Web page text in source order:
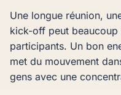
Une longue réunion,
kick-off peut
participants. Un bon
met du mouvement
gens avec une